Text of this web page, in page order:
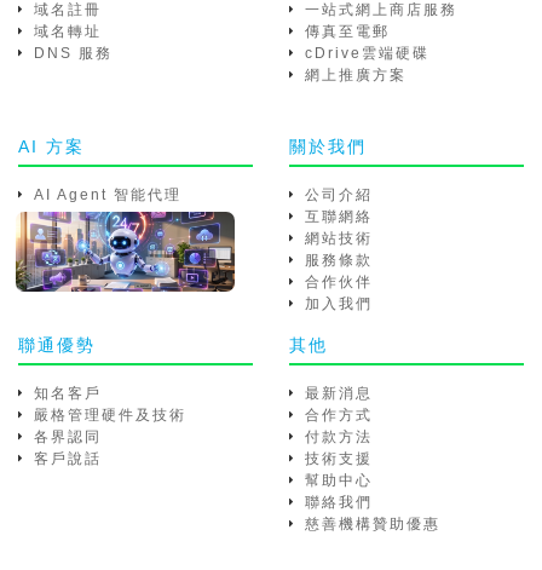
域名註冊
域名轉址
DNS 服務
一站式網上商店服務
傳真至電郵
cDrive雲端硬碟
網上推廣方案
AI 方案
AI Agent 智能代理
關於我們
公司介紹
互聯網絡
網站技術
服務條款
合作伙伴
加入我們
聯通優勢
知名客戶
嚴格管理硬件及技術
各界認同
客戶說話
其他
最新消息
合作方式
付款方法
技術支援
幫助中心
聯絡我們
慈善機構贊助優惠